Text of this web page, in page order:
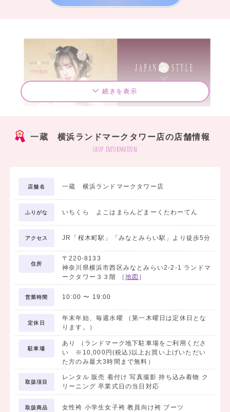
続きを表示
一蔵 横浜ランドマークタワー店の店舗情報
shop information
店舗名 一蔵 横浜ランドマークタワー店
ふりがな いちくら よこはまらんどまーくたわーてん
アクセス JR「桜木町駅」「みなとみらい駅」より徒歩5分
住所
〒220-8133
神奈川県横浜市西区みなとみらい2-2-1 ランドマ
ークタワー３３階
［ 地図 ］
営業時間 10:00 〜 19:00
定休日
年末年始、毎週水曜 （第一木曜日は定休日とな
ります。）
駐車場
あり （ランドマーク地下駐車場をご利用くださ
い ※10,000円(税込)以上お買い上げいただい
た方のみ最大3時間まで無料）
取扱項目
レンタル 販売 着付け 写真撮影 持ち込み着物 ク
リーニング 卒業式日の当日対応
取扱商品 女性袴 小学生女子袴 教員向け袴 ブーツ